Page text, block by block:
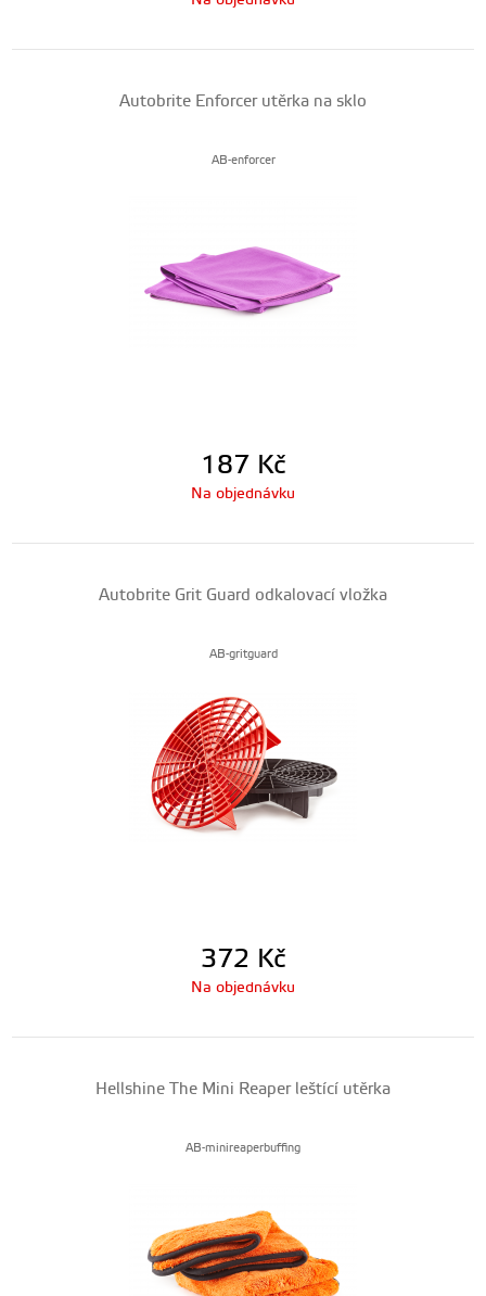
Autobrite Enforcer utěrka na sklo
AB-enforcer
187 Kč
Na objednávku
Autobrite Grit Guard odkalovací vložka
AB-gritguard
372 Kč
Na objednávku
Hellshine The Mini Reaper leštící utěrka
AB-minireaperbuffing